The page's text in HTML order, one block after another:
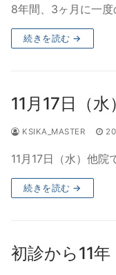
8年間、3ヶ月に一
続きを読む →
11月17日（
KSIKA_MASTER
11月17日（水）他
続きを読む →
初診から11年